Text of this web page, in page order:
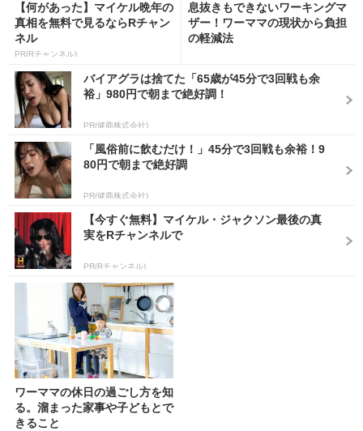
【何があった】マイケル晩年の
真相を無料で見るならRチャン
ネル
PR(Rチャンネル)
息抜きもできないワーキングマ
ザー！ワーママの現状から負担
の軽減法
バイアグラは捨てた「65歳が45分で3回戦も余
裕」980円で朝まで絶好調！
PR(健商株式会社)
「風俗前に飲むだけ！」45分で3回戦も余裕！9
80円で朝まで絶好調
PR(健商株式会社)
【今すぐ無料】マイケル・ジャクソン最後の真
実をRチャンネルで
PR(Rチャンネル)
ワーママの休日の過ごし方を知
る。溜まった家事や子どもとで
きること